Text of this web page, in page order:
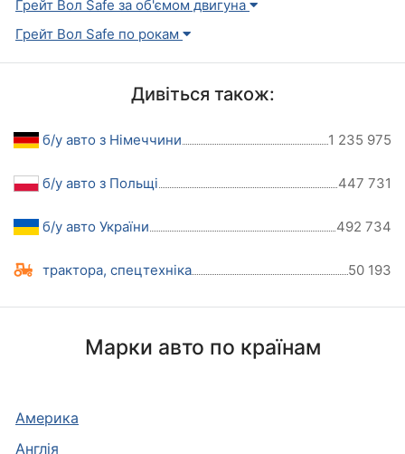
Грейт Вол Safe за об'ємом двигуна
Грейт Вол Safe по рокам
Дивіться також:
б/у авто з Німеччини 1 235 975
б/у авто з Польщі 447 731
б/у авто України 492 734
трактора, спецтехніка 50 193
Марки авто по країнам
Америка
Англія